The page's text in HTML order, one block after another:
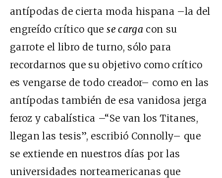
antípodas de cierta moda hispana –la del
engreído crítico quese carga con su
garrote el libro de turno, sólo para
recordarnos que su objetivo como crítico
es vengarse de todo creador– como en las
antípodas también de esa vanidosa jerga
feroz y cabalística –“Se van los Titanes,
llegan las tesis”, escribió Connolly– que
se extiende en nuestros días por las
universidades norteamericanas que